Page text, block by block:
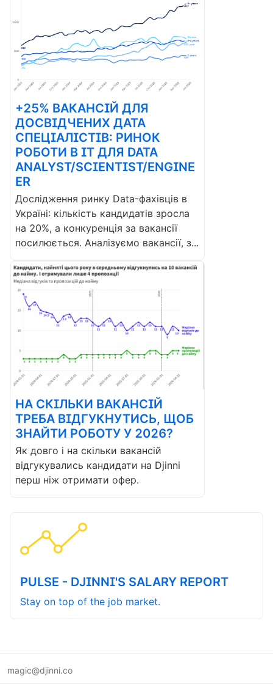
+25% ВАКАНСІЙ ДЛЯ
ДОСВІДЧЕНИХ ДАТА
СПЕЦІАЛІСТІВ: РИНОК
РОБОТИ В ІТ ДЛЯ DATA
ANALYST/SCIENTIST/ENGINE
ER
Дослідження ринку Data-фахівців в
Україні: кількість кандидатів зросла
на 20%, а конкуренція за вакансії
посилюється. Аналізуємо вакансії, з...
НА СКІЛЬКИ ВАКАНСІЙ
ТРЕБА ВІДГУКНУТИСЬ, ЩОБ
ЗНАЙТИ РОБОТУ У 2026?
Як довго і на скільки вакансій
відгукувались кандидати на Djinni
перш ніж отримати офер.
PULSE - DJINNI'S SALARY REPORT
Stay on top of the job market.
magic@djinni.co